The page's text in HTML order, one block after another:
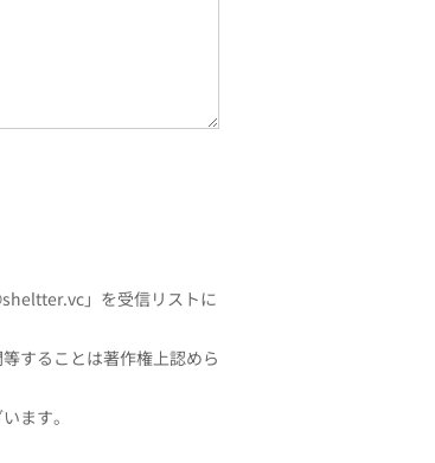
」を受信リストに
することは著作権上認めら
ます。